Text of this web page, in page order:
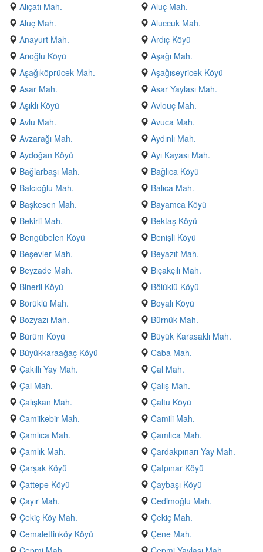
Alıçatı Mah.
Aluç Mah.
Aluç Mah.
Aluccuk Mah.
Anayurt Mah.
Ardıç Köyü
Arıoğlu Köyü
Aşağı Mah.
Aşağıköprücek Mah.
Aşağıseyricek Köyü
Asar Mah.
Asar Yaylası Mah.
Aşıklı Köyü
Avlouç Mah.
Avlu Mah.
Avuca Mah.
Avzarağı Mah.
Aydınlı Mah.
Aydoğan Köyü
Ayı Kayası Mah.
Bağlarbaşı Mah.
Bağlıca Köyü
Balcıoğlu Mah.
Balıca Mah.
Başkesen Mah.
Bayamca Köyü
Bekirli Mah.
Bektaş Köyü
Bengübelen Köyü
Benişli Köyü
Beşevler Mah.
Beyazıt Mah.
Beyzade Mah.
Bıçakçılı Mah.
Binerli Köyü
Bölüklü Köyü
Börüklü Mah.
Boyalı Köyü
Bozyazı Mah.
Bürnük Mah.
Bürüm Köyü
Büyük Karasaklı Mah.
Büyükkaraağaç Köyü
Caba Mah.
Çakıllı Yay Mah.
Çal Mah.
Çal Mah.
Çalış Mah.
Çalışkan Mah.
Çaltu Köyü
Camiikebir Mah.
Camili Mah.
Çamlıca Mah.
Çamlıca Mah.
Çamlık Mah.
Çardakpınarı Yay Mah.
Çarşak Köyü
Çatpınar Köyü
Çattepe Köyü
Çaybaşı Köyü
Çayır Mah.
Cedimoğlu Mah.
Çekiç Köy Mah.
Çekiç Mah.
Cemalettinköy Köyü
Çene Mah.